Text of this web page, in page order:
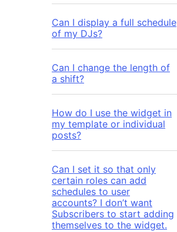
Can I display a full schedule
of my DJs?
Can I change the length of
a shift?
How do I use the widget in
my template or individual
posts?
Can I set it so that only
certain roles can add
schedules to user
accounts? I don’t want
Subscribers to start adding
themselves to the widget.